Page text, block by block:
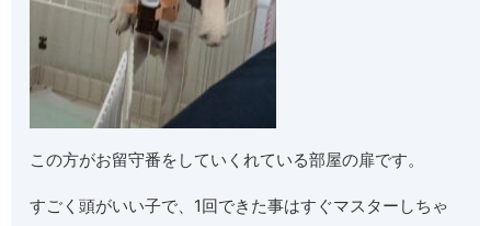
この方がお留守番をしていくれている部屋の扉です。
すごく頭がいい子で、1回できた事はすぐマスターしちゃ